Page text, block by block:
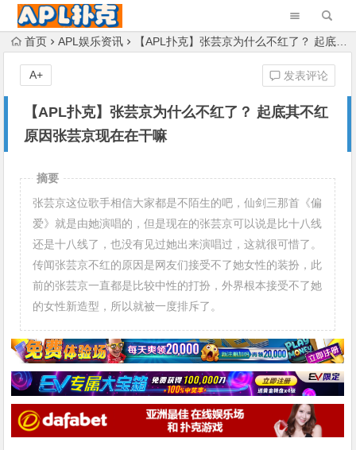
首页 APL娱乐资讯 【APL扑克】张芸京为什么不红了？ 起底其不红原因张芸京现在在干嘛
【APL扑克】张芸京为什么不红了？ 起底其不红
原因张芸京现在在干嘛
发表评论
A+
摘要
张芸京这位歌手相信大家都是不陌生的吧，仙剑三那首《偏
爱》就是由她演唱的，但是现在的张芸京可以说是比十八线
还是十八线了，也没有见过她出来演唱过，这就很可惜了。
传闻张芸京不红的原因是网友们接受不了她女性的装扮，此
前的张芸京一直都是比较中性的打扮，外界根本接受不了她
的女性新造型，所以就被一度排斥了。